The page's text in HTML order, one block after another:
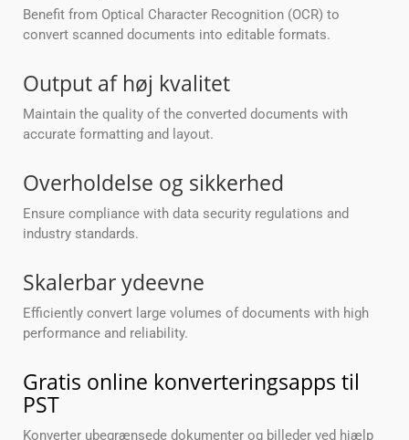
Benefit from Optical Character Recognition (OCR) to
convert scanned documents into editable formats.
Output af høj kvalitet
Maintain the quality of the converted documents with
accurate formatting and layout.
Overholdelse og sikkerhed
Ensure compliance with data security regulations and
industry standards.
Skalerbar ydeevne
Efficiently convert large volumes of documents with high
performance and reliability.
Gratis online konverteringsapps til
PST
Konverter ubegrænsede dokumenter og billeder ved hjælp